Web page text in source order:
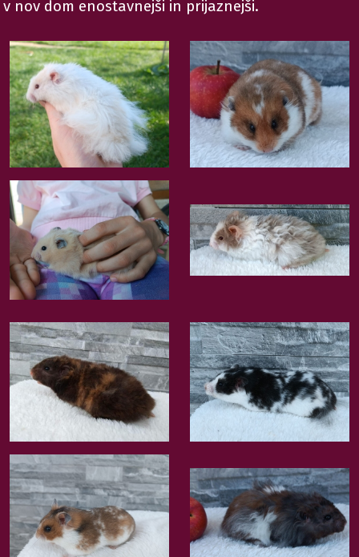
v nov dom enostavnejši in prijaznejši.